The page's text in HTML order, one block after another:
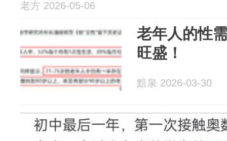
老方 2026-05-06
老年人的性
旺盛！
黯泉 2026-03-30